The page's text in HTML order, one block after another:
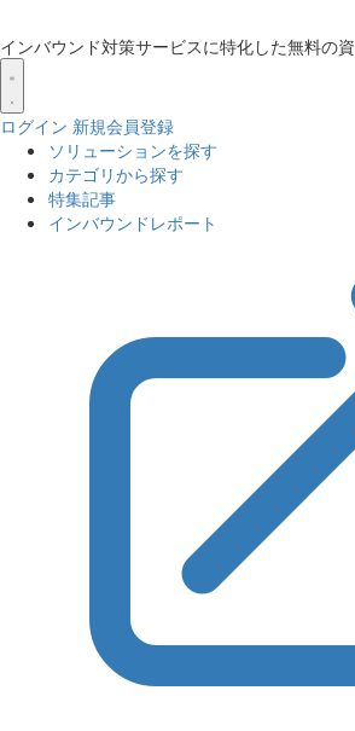
インバウンド対策サービスに特化した無料の
ログイン 新規会員登録
ソリューションを探す
カテゴリから探す
特集記事
インバウンドレポート